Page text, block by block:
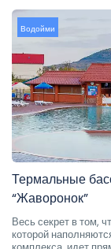
Водойми
Термальные
“Жаворонок”
Весь секрет в том,
которой